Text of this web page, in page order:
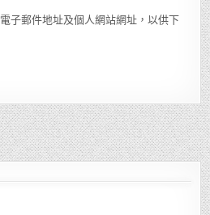
子郵件地址及個人網站網址，以供下